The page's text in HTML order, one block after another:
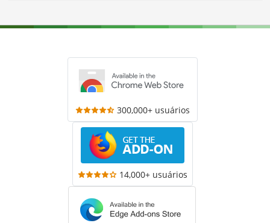
300,000+ usuários
14,000+ usuários